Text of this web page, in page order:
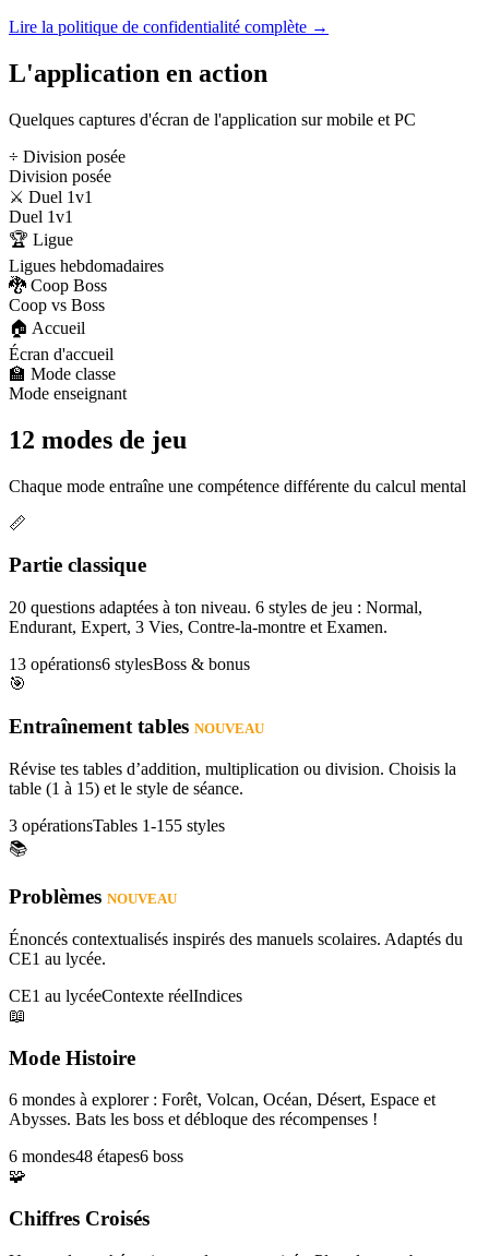
Lire la politique de confidentialité complète →
L'application en action
Quelques captures d'écran de l'application sur mobile et PC
÷ Division posée
Division posée
⚔️ Duel 1v1
Duel 1v1
🏆 Ligue
Ligues hebdomadaires
🐉 Coop Boss
Coop vs Boss
🏠 Accueil
Écran d'accueil
🏫 Mode classe
Mode enseignant
12 modes de jeu
Chaque mode entraîne une compétence différente du calcul mental
📏
Partie classique
20 questions adaptées à ton niveau. 6 styles de jeu : Normal,
Endurant, Expert, 3 Vies, Contre-la-montre et Examen.
13 opérations6 stylesBoss & bonus
🎯
Entraînement tables NOUVEAU
Révise tes tables d’addition, multiplication ou division. Choisis la
table (1 à 15) et le style de séance.
3 opérationsTables 1-155 styles
📚
Problèmes NOUVEAU
Énoncés contextualisés inspirés des manuels scolaires. Adaptés du
CE1 au lycée.
CE1 au lycéeContexte réelIndices
📖
Mode Histoire
6 mondes à explorer : Forêt, Volcan, Océan, Désert, Espace et
Abysses. Bats les boss et débloque des récompenses !
6 mondes48 étapes6 boss
🧩
Chiffres Croisés